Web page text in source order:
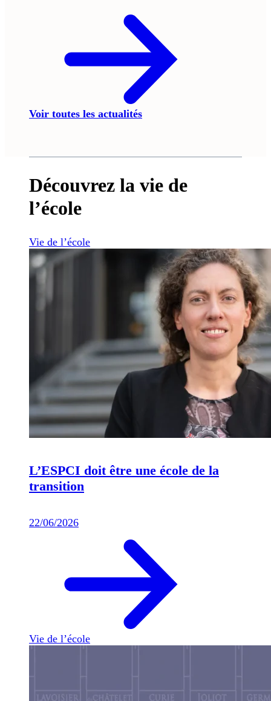
Voir toutes les actualités
Découvrez la vie de
l’école
Vie de l’école
L’ESPCI doit être une école de la
transition
22/06/2026
Vie de l’école